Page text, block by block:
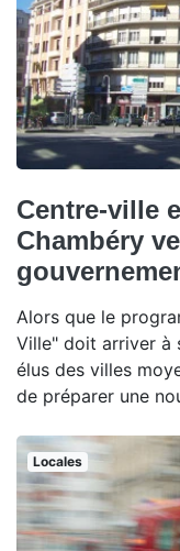
Centre-ville
Chambéry
Alors que le
Ville" doit arriver à
élus des villes
de préparer une
Locales